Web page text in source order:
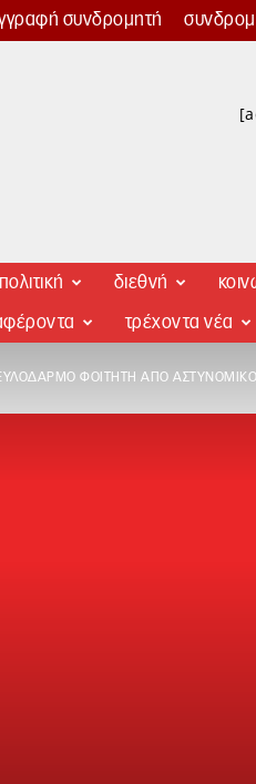
συνδρομητή
πολιτική διεθνή
τρέχοντα νέα
ΦΟΙΤΗΤΉ ΑΠΌ ΑΣΤΥΝΟΜΙΚΌ